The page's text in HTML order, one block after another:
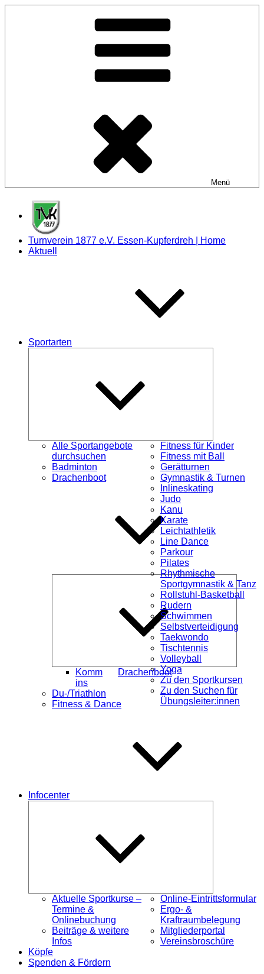
Menü
Turnverein 1877 e.V. Essen-Kupferdreh | Home
Aktuell
Sportarten
Alle Sportangebote
durchsuchen
Badminton
Drachenboot
öffnen
Komm
ins
Drachenboot
Du-/Triathlon
Fitness & Dance
Fitness für Kinder
Fitness mit Ball
Gerätturnen
Gymnastik & Turnen
Inlineskating
Judo
Kanu
Karate
Leichtathletik
Line Dance
Parkour
Pilates
Rhythmische
Sportgymnastik & Tanz
Rollstuhl-Basketball
Rudern
Schwimmen
Selbstverteidigung
Taekwondo
Tischtennis
Volleyball
Yoga
Zu den Sportkursen
Zu den Suchen für
Übungsleiter:innen
Infocenter
Aktuelle Sportkurse –
Termine &
Onlinebuchung
Beiträge & weitere
Infos
Online-Eintrittsformular
Ergo- &
Kraftraumbelegung
Mitgliederportal
Vereinsbroschüre
Köpfe
Spenden & Fördern